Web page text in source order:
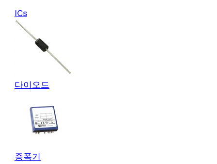
ICs
다이오드
증폭기